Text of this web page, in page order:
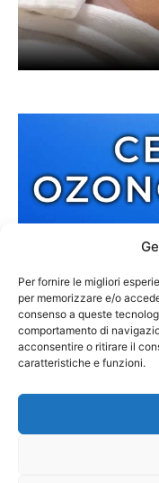
Per fornire le migliori
per memorizzare e/o
consenso a queste
comportamento di
acconsentire o ritirare il
caratteristiche e funzioni.